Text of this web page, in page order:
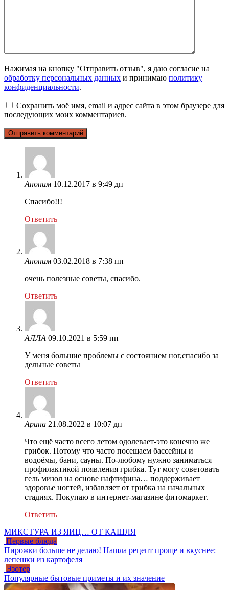
Нажимая на кнопку "Отправить отзыв", я даю согласие на
обработку персональных данных и принимаю политику
конфиденциальности.
Сохранить моё имя, email и адрес сайта в этом браузере для
последующих моих комментариев.
Аноним 10.12.2017 в 9:49 дп
Спасибо!!!
Ответить
Аноним 03.02.2018 в 7:38 пп
очень полезные советы, спасибо.
Ответить
АЛЛА 09.10.2021 в 5:59 пп
У меня большие проблемы с состоянием ног,спасибо за
дельные советы
Ответить
Арина 21.08.2022 в 10:07 дп
Что ещё часто всего летом одолевает-это конечно же
грибок. Потому что часто посещаем бассейны и
водоёмы, бани, сауны. По-любому нужно заниматься
профилактикой появления грибка. Тут могу советовать
гель мизол на основе нафтифина… поддерживает
здоровье ногтей, избавляет от грибка на начальных
стадиях. Покупаю в интернет-магазине фитомаркет.
Ответить
МИКСТУРА ИЗ ЯИЦ… ОТ КАШЛЯ
Первые блюда
Пирожки больше не делаю! Нашла рецепт проще и вкуснее:
лепешки из картофеля
Эзотер
Популярные бытовые приметы и их значение